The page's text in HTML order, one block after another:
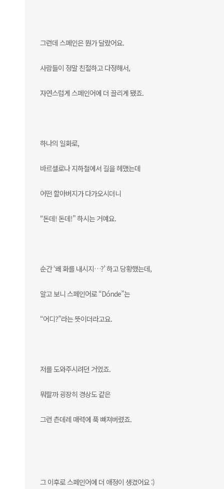
그런데 스페인은 뭔가 달랐어요.
사람들이 정말 친절하고 다정해서,
자연스럽게 스페인어에 더 끌리게 됐죠.
하나의 일화로,
바르셀로나 지하철에서 길을 헤맸는데
어떤 할아버지가 다가오시더니
“돈데! 돈데!” 하시는 거예요.
순간 ‘왜 화를 내시지…?’ 하고 당황했는데,
알고 보니 스페인어로 “Dónde”는
“어디?”라는 뜻이더라고요.
저를 도와주시려던 거였죠.
뭐랄까 굉장히 경상도 같은
그런 츤데레 매력에 푹 빠져버렸죠.
그 이후로 스페인어에 더 애정이 생겼어요 :)